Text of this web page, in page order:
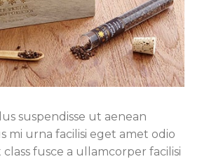
suspendisse ut aenean
mi urna facilisi eget amet odio
fusce a ullamcorper facilisi